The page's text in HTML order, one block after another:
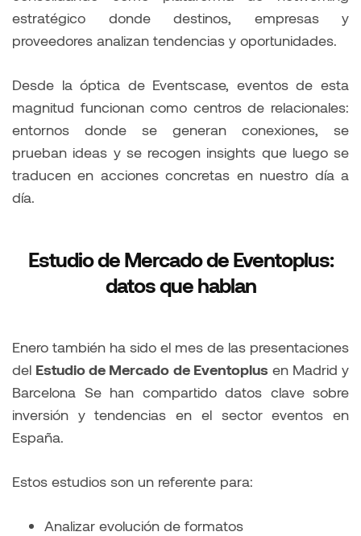
estratégico donde destinos, empresas y
proveedores analizan tendencias y oportunidades.
Desde la óptica de Eventscase, eventos de esta
magnitud funcionan como centros de relacionales:
entornos donde se generan conexiones, se
prueban ideas y se recogen insights que luego se
traducen en acciones concretas en nuestro día a
día.
Estudio de Mercado de Eventoplus:
datos que hablan
Enero también ha sido el mes de las presentaciones
del Estudio de Mercado de Eventoplus en Madrid y
Barcelona Se han compartido datos clave sobre
inversión y tendencias en el sector eventos en
España.
Estos estudios son un referente para:
Analizar evolución de formatos